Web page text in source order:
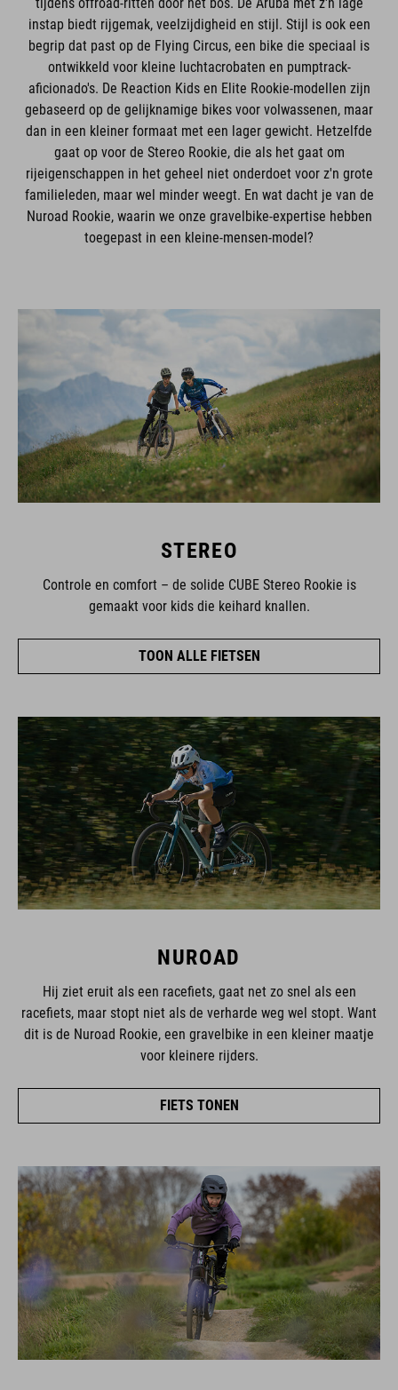
instap biedt rijgemak, veelzijdigheid en stijl. Stijl is ook een
begrip dat past op de Flying Circus, een bike die speciaal is
ontwikkeld voor kleine luchtacrobaten en pumptrack-
aficionado's. De Reaction Kids en Elite Rookie-modellen zijn
gebaseerd op de gelijknamige bikes voor volwassenen, maar
dan in een kleiner formaat met een lager gewicht. Hetzelfde
gaat op voor de Stereo Rookie, die als het gaat om
rijeigenschappen in het geheel niet onderdoet voor z'n grote
familieleden, maar wel minder weegt. En wat dacht je van de
Nuroad Rookie, waarin we onze gravelbike-expertise hebben
toegepast in een kleine-mensen-model?
STEREO
Controle en comfort – de solide CUBE Stereo Rookie is
gemaakt voor kids die keihard knallen.
TOON ALLE FIETSEN
NUROAD
Hij ziet eruit als een racefiets, gaat net zo snel als een
racefiets, maar stopt niet als de verharde weg wel stopt. Want
dit is de Nuroad Rookie, een gravelbike in een kleiner maatje
voor kleinere rijders.
FIETS TONEN